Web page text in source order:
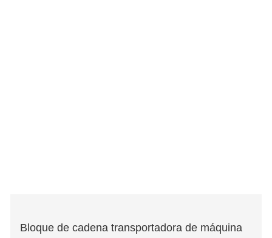
Bloque de cadena transportadora de máquina